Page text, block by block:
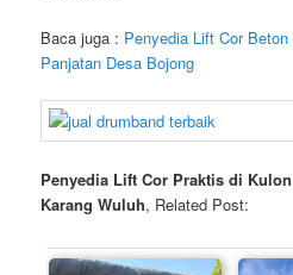
Baca juga : Penyedia Lift Cor
Panjatan Desa Bojong
Penyedia Lift Cor Praktis di
Karang Wuluh, Related Post: